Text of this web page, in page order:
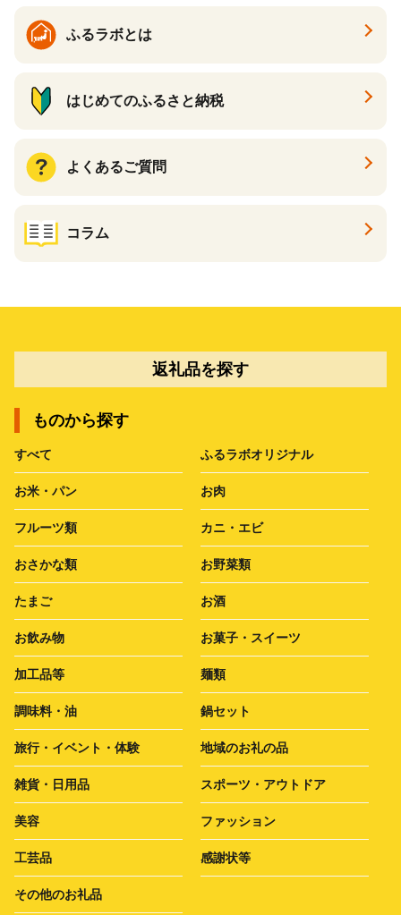
ふるラボとは
はじめてのふるさと納税
よくあるご質問
コラム
返礼品を探す
ものから探す
すべて ふるラボオリジナル
お米・パン お肉
フルーツ類 カニ・エビ
おさかな類 お野菜類
たまご お酒
お飲み物 お菓子・スイーツ
加工品等 麺類
調味料・油 鍋セット
旅行・イベント・体験 地域のお礼の品
雑貨・日用品 スポーツ・アウトドア
美容 ファッション
工芸品 感謝状等
その他のお礼品